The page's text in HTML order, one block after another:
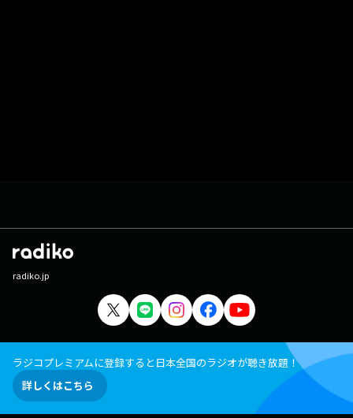
radiko.jp
ラジコプレミアムに登録すると日本全国のラジオが聴き放題！
詳しくはこちら